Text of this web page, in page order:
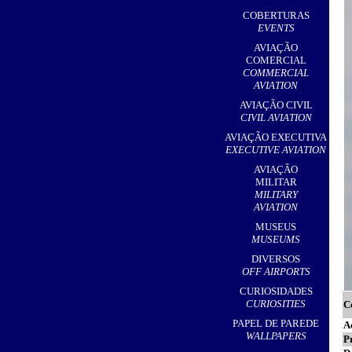
,
COBERTURAS
EVENTS
AVIAÇÃO
COMERCIAL
COMMERCIAL
AVIATION
AVIAÇÃO CIVIL
CIVIL AVIATION
AVIAÇÃO EXECUTIVA
EXECUTIVE AVIATION
AVIAÇÃO
MILITAR
MILITARY
AVIATION
MUSEUS
MUSEUMS
DIVERSOS
OFF AIRPORTS
CURIOSIDADES
CURIOSITIES
PAPEL DE PAREDE
WALLPAPERS